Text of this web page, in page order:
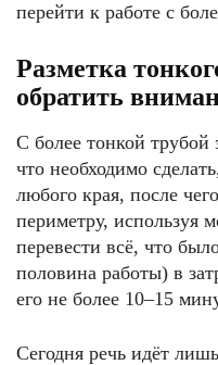
перейти к работе с
Разметка
обратить
С более тонкой трубой
что необходимо
любого края, после
периметру, используя
перевести всё, что
половина работы) в
его не более 10–15
Сегодня речь идёт